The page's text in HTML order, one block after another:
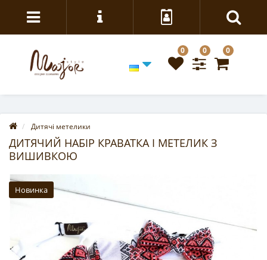
0 0 0
Дитячі метелики
ДИТЯЧИЙ НАБІР КРАВАТКА І МЕТЕЛИК З
ВИШИВКОЮ
Новинка